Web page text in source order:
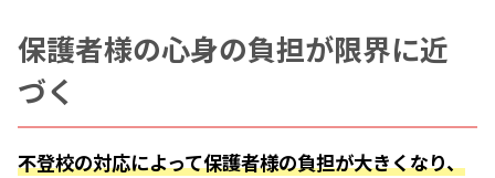
保護者様の心身の負担が限界に近
づく
不登校の対応によって保護者様の負担が大きくなり、